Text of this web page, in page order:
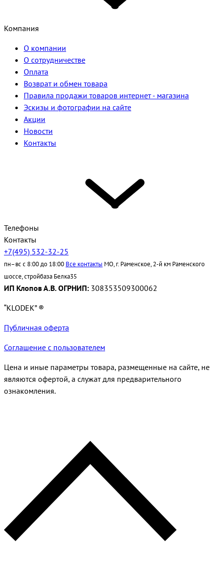
Компания
О компании
О сотрудничестве
Оплата
Возврат и обмен товара
Правила продажи товаров интернет - магазина
Эскизы и фотографии на сайте
Акции
Новости
Контакты
Телефоны
Контакты
+7(495) 532-32-25
пн–вс с 8:00 до 18:00 Все контакты МО, г. Раменское, 2-й км Раменского
шоссе, стройбаза Белка35
ИП Клопов А.В. ОГРНИП: 308353509300062
“KLODEK” ®
Публичная оферта
Соглашение с пользователем
Цена и иные параметры товара, размещенные на сайте, не
являются офертой, а служат для предварительного
ознакомления.